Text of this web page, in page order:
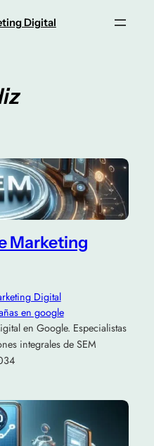
Digital
Marketing
Digital
en google
en Google. Especialistas
integrales de SEM